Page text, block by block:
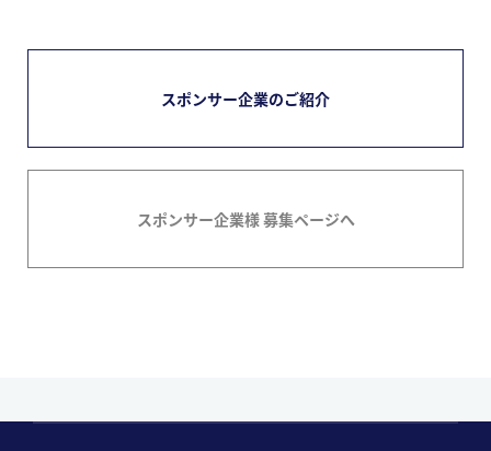
スポンサー企業のご紹介
スポンサー企業様 募集ページへ